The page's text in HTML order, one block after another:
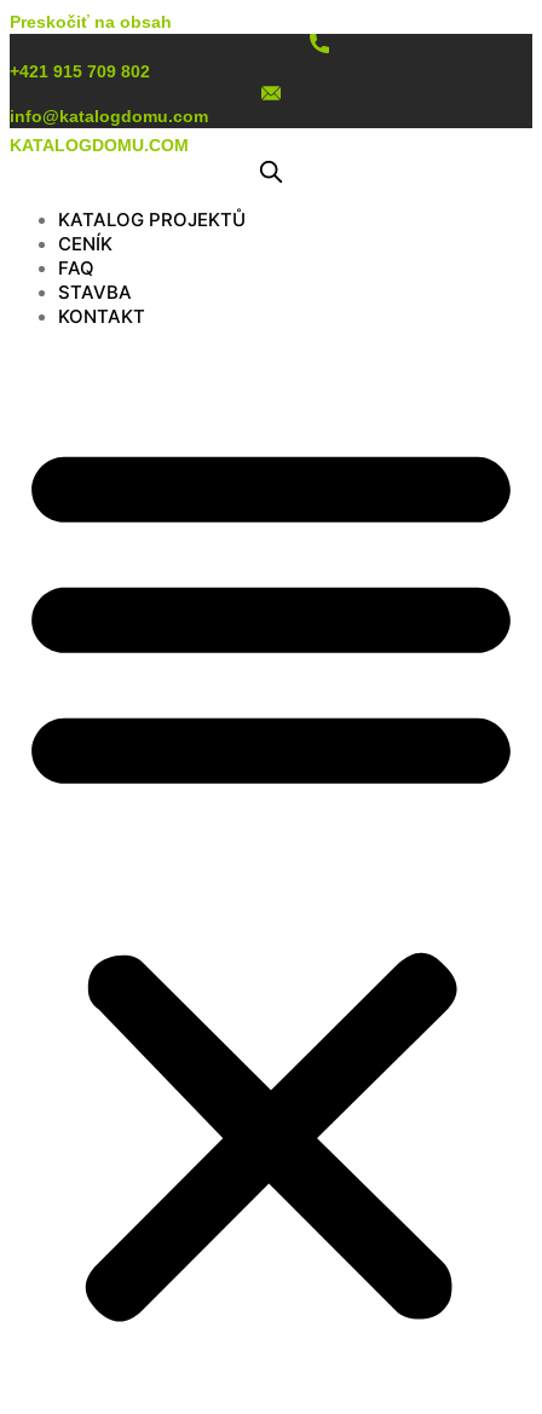
Preskočiť na obsah
+421 915 709 802
info@katalogdomu.com
KATALOGDOMU.COM
KATALOG PROJEKTŮ
CENÍK
FAQ
STAVBA
KONTAKT